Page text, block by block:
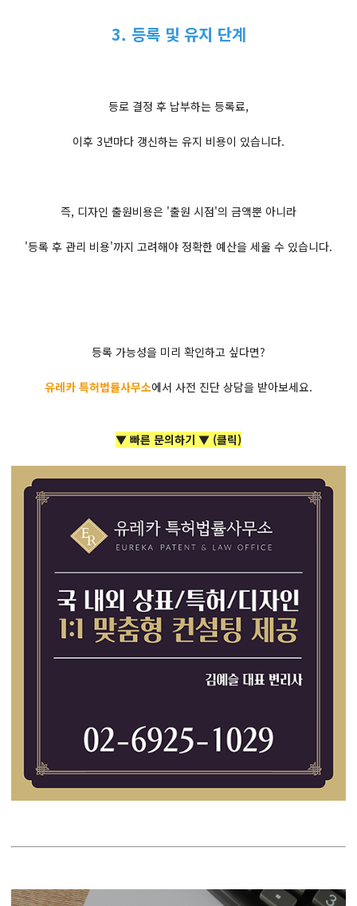
3. 등록 및 유지 단계
등로 결정 후 납부하는 등록료,
이후 3년마다 갱신하는 유지 비용이 있습니다.
즉, 디자인 출원비용은 '출원 시점'의 금액뿐 아니라
'등록 후 관리 비용'까지 고려해야 정확한 예산을 세울 수 있습니다.
등록 가능성을 미리 확인하고 싶다면?
유레카 특허법률사무소에서 사전 진단 상담을 받아보세요.
▼ 빠른 문의하기 ▼ (클릭)